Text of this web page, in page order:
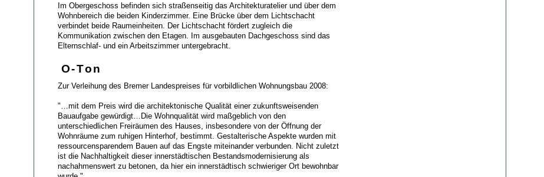
Im Obergeschoss befinden sich straßenseitig das Architekturatelier und über dem
Wohnbereich die beiden Kinderzimmer. Eine Brücke über dem Lichtschacht
verbindet beide Raumeinheiten. Der Lichtschacht fördert zugleich die
Kommunikation zwischen den Etagen. Im ausgebauten Dachgeschoss sind das
Elternschlaf- und ein Arbeitszimmer untergebracht.
O-Ton
Zur Verleihung des Bremer Landespreises für vorbildlichen Wohnungsbau 2008:
"…mit dem Preis wird die architektonische Qualität einer zukunftsweisenden
Bauaufgabe gewürdigt…Die Wohnqualität wird maßgeblich von den
unterschiedlichen Freiräumen des Hauses, insbesondere von der Öffnung der
Wohnräume zum ruhigen Hinterhof, bestimmt. Gestalterische Aspekte wurden mit
ressourcensparendem Bauen auf das Engste miteinander verbunden. Nicht zuletzt
ist die Nachhaltigkeit dieser innerstädtischen Bestandsmodernisierung als
nachahmenswert zu betonen, da hier ein innerstädtisch schwieriger Ort bewohnbar